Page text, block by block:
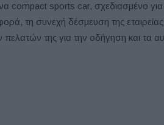
compact sports car, σχεδιασμένο
τη συνεχή δέσμευση της
της για την οδήγηση και τα